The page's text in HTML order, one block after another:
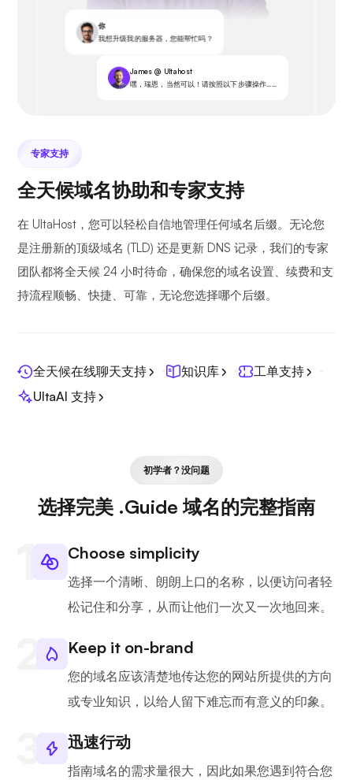
你
我想升级我的服务器，您能帮忙吗？
James @ Ultahost
嘿，瑞恩，当然可以！请按照以下步骤操作……
专家支持
全天候域名协助和专家支持
在 UltaHost，您可以轻松自信地管理任何域名后缀。无论您
是注册新的顶级域名 (TLD) 还是更新 DNS 记录，我们的专家
团队都将全天候 24 小时待命，确保您的域名设置、续费和支
持流程顺畅、快捷、可靠，无论您选择哪个后缀。
全天候在线聊天支持 知识库
工单支持
UltaAI 支持
初学者？没问题
选择完美 .Guide 域名的完整指南
Choose simplicity
选择一个清晰、朗朗上口的名称，以便访问者轻
松记住和分享，从而让他们一次又一次地回来。
Keep it on-brand
您的域名应该清楚地传达您的网站所提供的方向
或专业知识，以给人留下难忘而有意义的印象。
迅速行动
指南域名的需求量很大，因此如果您遇到符合您